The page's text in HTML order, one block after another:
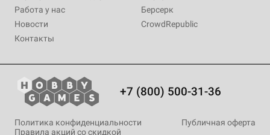
Работа у нас
Новости
Контакты
Берсерк
CrowdRepublic
+7 (800) 500-31-36
Политика конфиденциальности
Публичная оферта
Правила акций со скидкой